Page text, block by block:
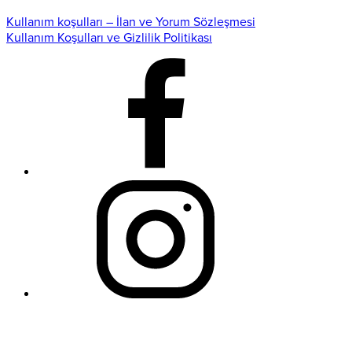
Kullanım koşulları – İlan ve Yorum Sözleşmesi
Kullanım Koşulları ve Gizlilik Politikası